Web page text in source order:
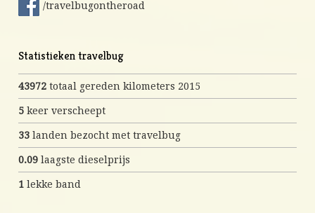
/travelbugontheroad
Statistieken travelbug
43972 totaal gereden kilometers 2015
5 keer verscheept
33 landen bezocht met travelbug
0.09 laagste dieselprijs
1 lekke band